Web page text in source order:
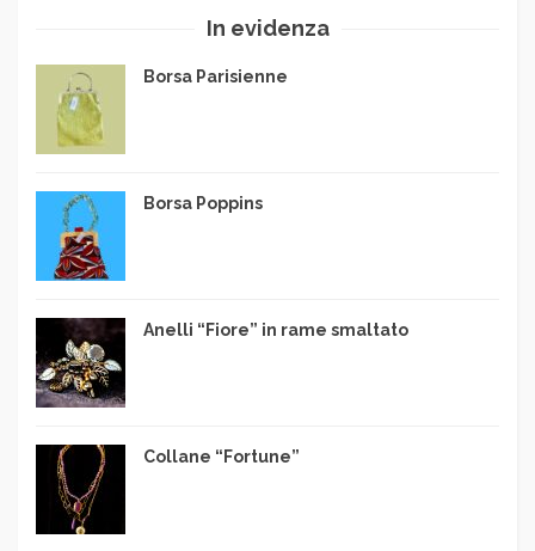
In evidenza
Borsa Parisienne
Borsa Poppins
Anelli “Fiore” in rame smaltato
Collane “Fortune”